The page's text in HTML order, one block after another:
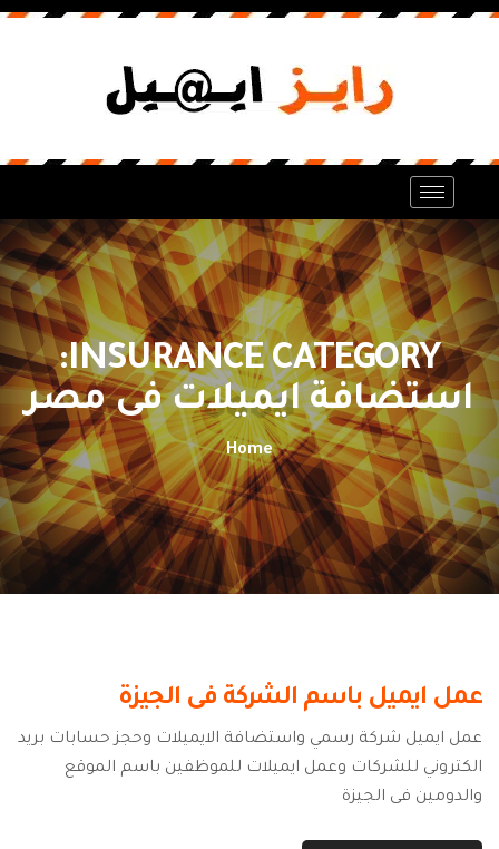
INSURANCE CATEGORY:
استضافة ايميلات فى مصر
Home
عمل ايميل باسم الشركة فى الجيزة
عمل ايميل شركة رسمي واستضافة الايميلات وحجز حسابات بريد
الكتروني للشركات وعمل ايميلات للموظفين باسم الموقع
والدومين فى الجيزة